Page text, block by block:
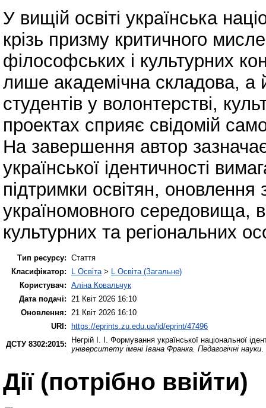
У вищій освіті українська
крізь призму критичного
філософських і культурних
лише академічна складова, а
студентів у волонтерстві,
проектах сприяє свідомій
На завершення автор
української ідентичності
підтримки освітян, оновлення
україномовного середовища,
культурних та регіональних
Тип ресурсу: Стаття
Класифікатор:
L Освіта> L Освіта (Загальне)
Користувач: Аліна Ковальчук
Дата подачі: 21 Квіт 2026 16:10
Оновлення: 21 Квіт 2026 16:10
URI:
https://eprints.zu.edu.ua/id/eprint/47496
ДСТУ 8302:2015:
Негрій І. І. Формування української національної
університету імені Івана Франка. Педагогічні науки.
Дії ​​(потрібно ввійти)